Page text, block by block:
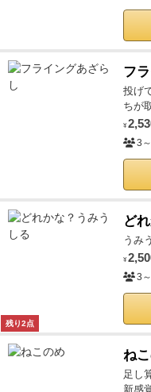
フ
投げ
ちが
¥
3
残り2点
ど
うみ
¥
3
ね
足し
新感